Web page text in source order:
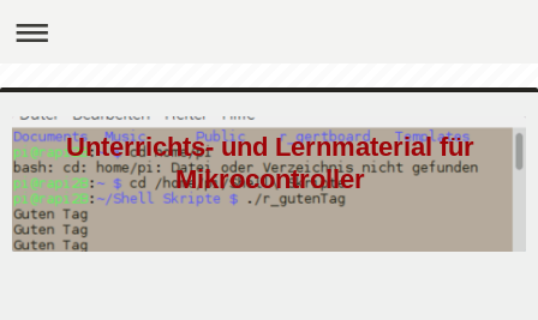
Unterrichts- und Lernmaterial für
Mikrocontroller